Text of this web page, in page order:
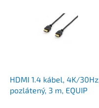
HDMI 1.4 kábel, 4K/30Hz,
pozlátený, 3 m, EQUIP